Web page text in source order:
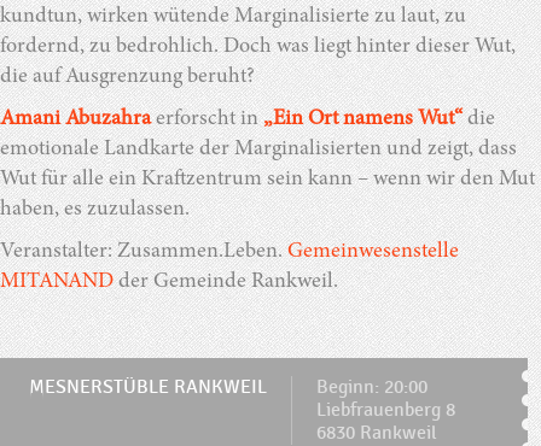
kundtun, wirken wütende Marginalisierte zu laut, zu
fordernd, zu bedrohlich. Doch was liegt hinter dieser Wut,
die auf Ausgrenzung beruht?
Amani Abuzahraerforscht in„Ein Ort namens Wut“die
emotionale Landkarte der Marginalisierten und zeigt, dass
Wut für alle ein Kraftzentrum sein kann – wenn wir den Mut
haben, es zuzulassen.
Veranstalter: Zusammen.Leben.Gemeinwesenstelle
MITANANDder Gemeinde Rankweil.
MESNERSTÜBLE RANKWEIL
Beginn: 20:00
Liebfrauenberg 8
6830 Rankweil